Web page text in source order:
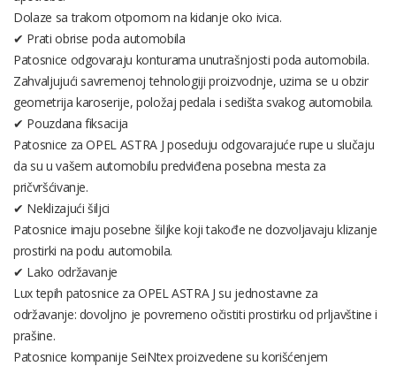
Dolaze sa trakom otpornom na kidanje oko ivica.
✔ Prati obrise poda automobila
Patosnice odgovaraju konturama unutrašnjosti poda automobila.
Zahvaljujući savremenoj tehnologiji proizvodnje, uzima se u obzir
geometrija karoserije, položaj pedala i sedišta svakog automobila.
✔ Pouzdana fiksacija
Patosnice za OPEL ASTRA J poseduju odgovarajuće rupe u slučaju
da su u vašem automobilu predviđena posebna mesta za
pričvršćivanje.
✔ Neklizajući šiljci
Patosnice imaju posebne šiljke koji takođe ne dozvoljavaju klizanje
prostirki na podu automobila.
✔ Lako održavanje
Lux tepih patosnice za OPEL ASTRA J su jednostavne za
održavanje: dovoljno je povremeno očistiti prostirku od prljavštine i
prašine.
Patosnice kompanije SeiNtex proizvedene su korišćenjem